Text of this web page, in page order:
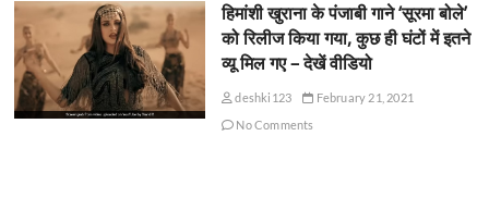
हिमांशी खुराना के पंजाबी गाने ‘सूरमा बोले’
को रिलीज किया गया, कुछ ही घंटों में इतने
व्यू मिल गए – देखें वीडियो
deshki123
February 21, 2021
No Comments